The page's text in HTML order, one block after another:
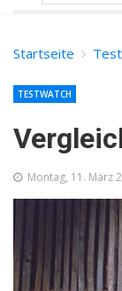
Startseite
TESTWATCH
Montag, 11. März